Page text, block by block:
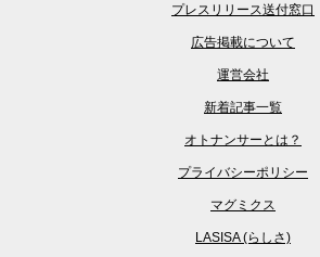
プレスリリース送付窓口
広告掲載について
運営会社
新着記事一覧
オトナンサーとは？
プライバシーポリシー
マグミクス
LASISA (らしさ)